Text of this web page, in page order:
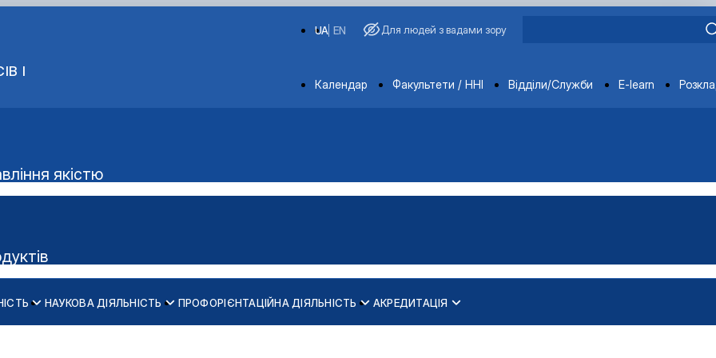
І
EN
UA Для людей з вадами зору
Departments
Календар Факультети / ННІ Відділи/Служби E-learn
якістю
Аудиторний фонд
НАУКОВА ДІЯЛЬНІСТЬ ПРОФОРІЄНТАЦІЙНА ДІЯЛЬНІСТЬ АКРЕДИТАЦІЯ